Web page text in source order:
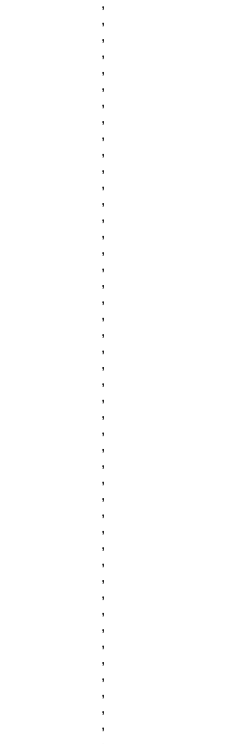
,
,
,
,
,
,
,
,
,
,
,
,
,
,
,
,
,
,
,
,
,
,
,
,
,
,
,
,
,
,
,
,
,
,
,
,
,
,
,
,
,
,
,
,
,
,